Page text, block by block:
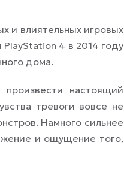
и влиятельных игровых
4 в 2014 году
дома.
настоящий
тревоги вовсе не
Намного сильнее
и ощущение того,